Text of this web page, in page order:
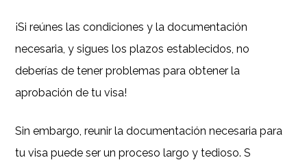
¡Si reúnes las condiciones y la documentación
necesaria, y sigues los plazos establecidos, no
deberías de tener problemas para obtener la
aprobación de tu visa!
Sin embargo, reunir la documentación necesaria para
tu visa puede ser un proceso largo y tedioso. S